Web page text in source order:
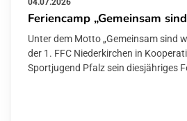
04.07.2026
Feriencamp „Gemeinsam
Unter dem Motto „Gemeinsam sind
der 1. FFC Niederkirchen in
Sportjugend Pfalz sein diesjähriges